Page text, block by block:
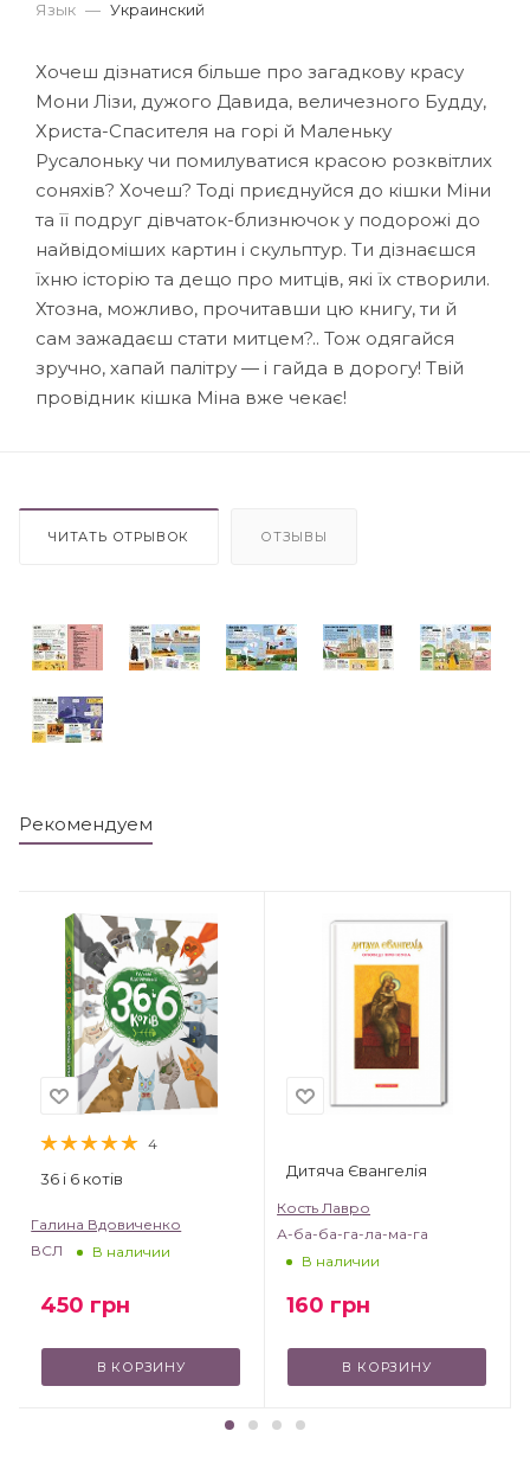
Язык — Украинский
Хочеш дізнатися більше про загадкову красу
Мони Лізи, дужого Давида, величезного Будду,
Христа-Спасителя на горі й Маленьку
Русалоньку чи помилуватися красою розквітлих
соняхів? Хочеш? Тоді приєднуйся до кішки Міни
та її подруг дівчаток-близнючок у подорожі до
найвідоміших картин і скульптур. Ти дізнаєшся
їхню історію та дещо про митців, які їх створили.
Хтозна, можливо, прочитавши цю книгу, ти й
сам зажадаєш стати митцем?.. Тож одягайся
зручно, хапай палітру — і гайда в дорогу! Твій
провідник кішка Міна вже чекає!
ЧИТАТЬ ОТРЫВОК ОТЗЫВЫ
Рекомендуем
4
36 і 6 котів
Галина Вдовиченко
ВСЛ
В наличии
450 грн
В КОРЗИНУ
Дитяча Євангелія
Кость Лавро
А-ба-ба-га-ла-ма-га
В наличии
160 грн
В КОРЗИНУ